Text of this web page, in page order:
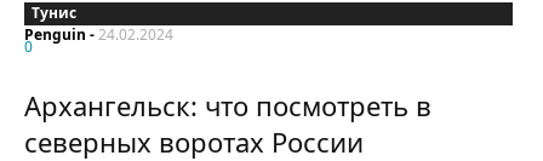
Тунис
Penguin -24.02.2024
0
Архангельск: что посмотреть в
северных воротах России